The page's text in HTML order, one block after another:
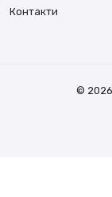
Контакти
© 2026